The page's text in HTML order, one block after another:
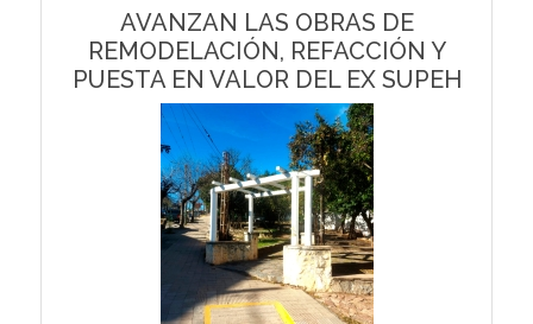
AVANZAN LAS OBRAS DE
REMODELACIÓN, REFACCIÓN Y
PUESTA EN VALOR DEL EX SUPEH